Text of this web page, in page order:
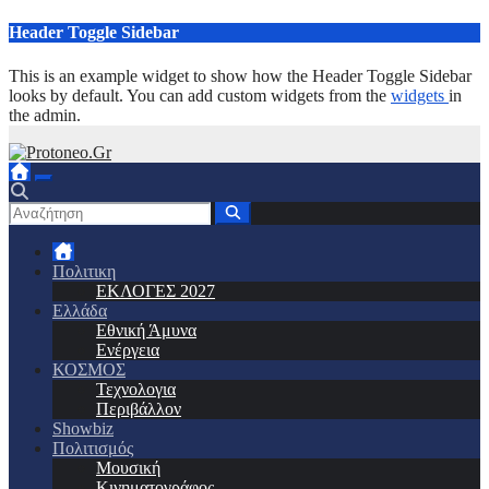
Μετάβαση
περιεχόμενο
Header Toggle Sidebar
This is an example widget to show how the Header Toggle Sidebar
looks by default. You can add custom widgets from the widgets in
the admin.
Πολιτικη
ΕΚΛΟΓΕΣ 2027
Ελλάδα
Εθνική Άμυνα
Ενέργεια
ΚΟΣΜΟΣ
Τεχνολογια
Περιβάλλον
Showbiz
Πολιτισμός
Μουσική